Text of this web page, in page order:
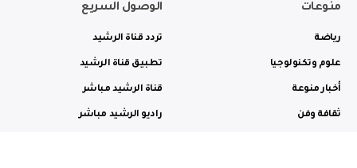
منوعات
رياضة
علوم وتكنولوجيا
أخبار منوعة
ثقافة وفن
الوصول السريع
تردد قناة الرشيد
تطبيق قناة الرشيد
قناة الرشيد مباشر
راديو الرشيد مباشر